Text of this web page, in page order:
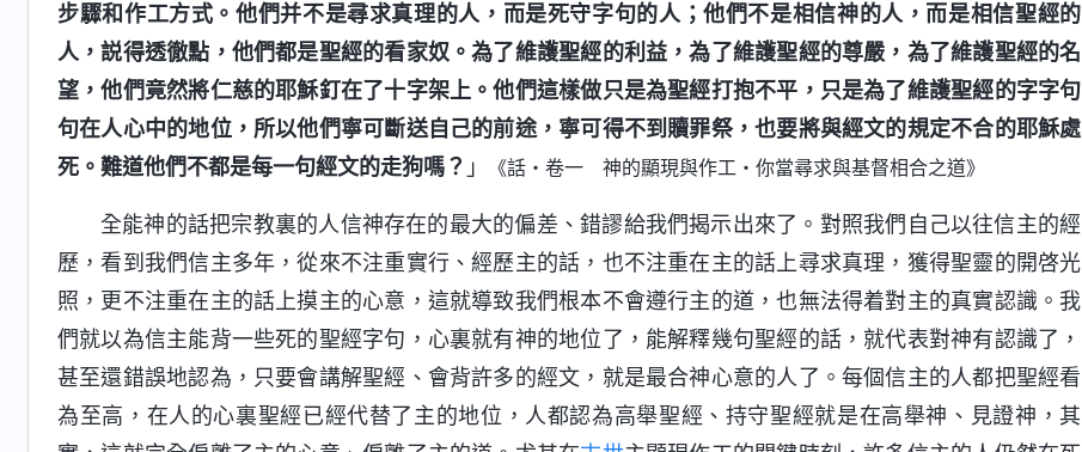
步驟和作工方式。他們并不是尋求真理的人，而是死守字句的人；他們不是相信神的人，而是相信聖經的
人，説得透徹點，他們都是聖經的看家奴。為了維護聖經的利益，為了維護聖經的尊嚴，為了維護聖經的名
望，他們竟然將仁慈的耶穌釘在了十字架上。他們這樣做只是為聖經打抱不平，只是為了維護聖經的字字句
句在人心中的地位，所以他們寧可斷送自己的前途，寧可得不到贖罪祭，也要將與經文的規定不合的耶穌處
死。難道他們不都是每一句經文的走狗嗎？ 」 《話・卷一 神的顯現與作工・你當尋求與基督相合之道》
全能神的話把宗教裏的人信神存在的最大的偏差、錯謬給我們揭示出來了。對照我們自己以往信主的經
歷，看到我們信主多年，從來不注重實行、經歷主的話，也不注重在主的話上尋求真理，獲得聖靈的開啓光
照，更不注重在主的話上摸主的心意，這就導致我們根本不會遵行主的道，也無法得着對主的真實認識。我
們就以為信主能背一些死的聖經字句，心裏就有神的地位了，能解釋幾句聖經的話，就代表對神有認識了，
甚至還錯誤地認為，只要會講解聖經、會背許多的經文，就是最合神心意的人了。每個信主的人都把聖經看
為至高，在人的心裏聖經已經代替了主的地位，人都認為高舉聖經、持守聖經就是在高舉神、見證神，其